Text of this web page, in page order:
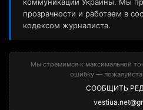
прозрачности и работаем в
кодексом журналиста.
Мы стремимся к максимальной
ошибку —
СООБЩИТЬ